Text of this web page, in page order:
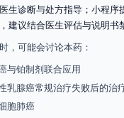
生诊断与处方指导；小程
建议结合医生评估与说明书
，可能会讨论本药：
与铂制剂联合应用
乳腺癌常规治疗失败后的治
胞肺癌